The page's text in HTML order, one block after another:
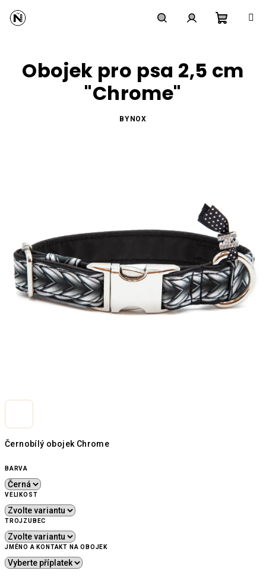
obsah
košík
Černobílý obojek Chrome
BARVA
VELIKOST
TROJZUBEC
JMÉNO A KONTAKT NA OBOJEK
Obojek pro psa 2,5 cm
"Chrome"
BYNOX